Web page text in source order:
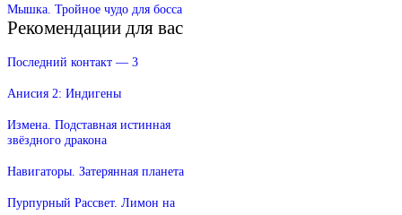
Мышка. Тройное чудо для босса
Рекомендации для вас
Последний контакт — 3
Анисия 2: Индигены
Измена. Подставная истинная
звёздного дракона
Навигаторы. Затерянная планета
Пурпурный Рассвет. Лимон на